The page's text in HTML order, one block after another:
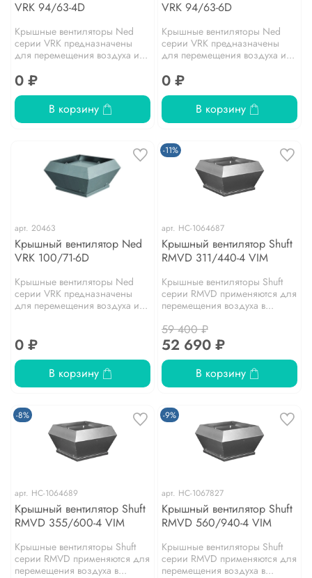
VRK 94/63-4D
Крышные вентиляторы Ned
серии VRK предназначены
для перемещения воздуха и...
0 ₽
В корзину
VRK 94/63-6D
Крышные вентиляторы Ned
серии VRK предназначены
для перемещения воздуха и...
0 ₽
В корзину
арт. 20463
Крышный вентилятор Ned
VRK 100/71-6D
Крышные вентиляторы Ned
серии VRK предназначены
для перемещения воздуха и...
0 ₽
В корзину
-11%
арт. НС-1064687
Крышный вентилятор Shuft
RMVD 311/440-4 VIM
Крышные вентиляторы Shuft
серии RMVD применяются для
перемещения воздуха в...
59 400 ₽
52 690 ₽
В корзину
-8%
арт. НС-1064689
Крышный вентилятор Shuft
RMVD 355/600-4 VIM
Крышные вентиляторы Shuft
серии RMVD применяются для
перемещения воздуха в...
-9%
арт. НС-1067827
Крышный вентилятор Shuft
RMVD 560/940-4 VIM
Крышные вентиляторы Shuft
серии RMVD применяются для
перемещения воздуха в...